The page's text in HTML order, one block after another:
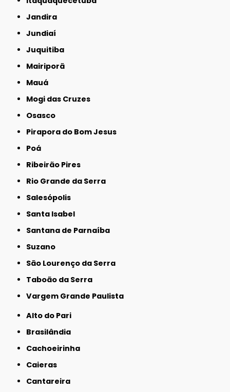
Jandira
Jundiaí
Juquitiba
Mairiporã
Mauá
Mogi das Cruzes
Osasco
Pirapora do Bom Jesus
Poá
Ribeirão Pires
Rio Grande da Serra
Salesópolis
Santa Isabel
Santana de Parnaíba
Suzano
São Lourenço da Serra
Taboão da Serra
Vargem Grande Paulista
Alto do Pari
Brasilândia
Cachoeirinha
Caieras
Cantareira